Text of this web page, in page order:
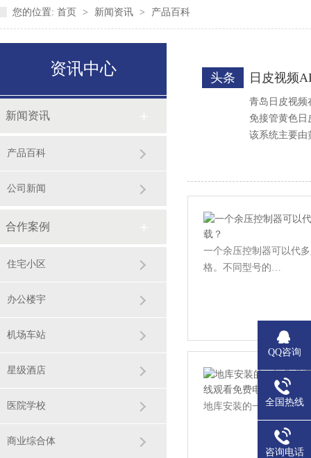
您的位置: 首页 > 新闻资讯 > 产品百科
资讯中心
新闻资讯
产品百科
公司新闻
合作案例
住宅小区
办公楼宇
机场车站
星级酒店
医院学校
商业综合体
日皮视频
头条
青岛日皮视频
免接管黄色日
该系统主要由
一个余压控制器可以代
格。‌‌不同型号的…
地库安装的一氧化碳探测
QQ咨询
全国热线
咨询电话